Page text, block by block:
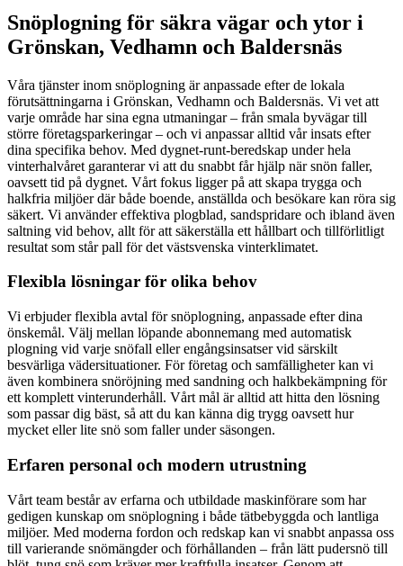
Snöplogning för säkra vägar och ytor i
Grönskan, Vedhamn och Baldersnäs
Våra tjänster inom snöplogning är anpassade efter de lokala
förutsättningarna i Grönskan, Vedhamn och Baldersnäs. Vi vet att
varje område har sina egna utmaningar – från smala byvägar till
större företagsparkeringar – och vi anpassar alltid vår insats efter
dina specifika behov. Med dygnet-runt-beredskap under hela
vinterhalvåret garanterar vi att du snabbt får hjälp när snön faller,
oavsett tid på dygnet. Vårt fokus ligger på att skapa trygga och
halkfria miljöer där både boende, anställda och besökare kan röra sig
säkert. Vi använder effektiva plogblad, sandspridare och ibland även
saltning vid behov, allt för att säkerställa ett hållbart och tillförlitligt
resultat som står pall för det västsvenska vinterklimatet.
Flexibla lösningar för olika behov
Vi erbjuder flexibla avtal för snöplogning, anpassade efter dina
önskemål. Välj mellan löpande abonnemang med automatisk
plogning vid varje snöfall eller engångsinsatser vid särskilt
besvärliga vädersituationer. För företag och samfälligheter kan vi
även kombinera snöröjning med sandning och halkbekämpning för
ett komplett vinterunderhåll. Vårt mål är alltid att hitta den lösning
som passar dig bäst, så att du kan känna dig trygg oavsett hur
mycket eller lite snö som faller under säsongen.
Erfaren personal och modern utrustning
Vårt team består av erfarna och utbildade maskinförare som har
gedigen kunskap om snöplogning i både tätbebyggda och lantliga
miljöer. Med moderna fordon och redskap kan vi snabbt anpassa oss
till varierande snömängder och förhållanden – från lätt pudersnö till